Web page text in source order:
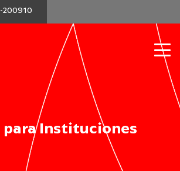
200910
para Instituciones